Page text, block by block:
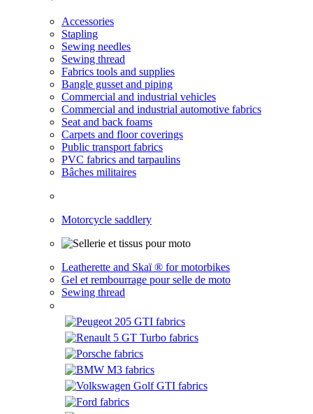
Accessories
Stapling
Sewing needles
Sewing thread
Fabrics tools and supplies
Bangle gusset and piping
Commercial and industrial vehicles
Commercial and industrial automotive fabrics
Seat and back foams
Carpets and floor coverings
Public transport fabrics
PVC fabrics and tarpaulins
Bâches militaires
Motorcycle saddlery
Leatherette and Skaï ® for motorbikes
Gel et rembourrage pour selle de moto
Sewing thread